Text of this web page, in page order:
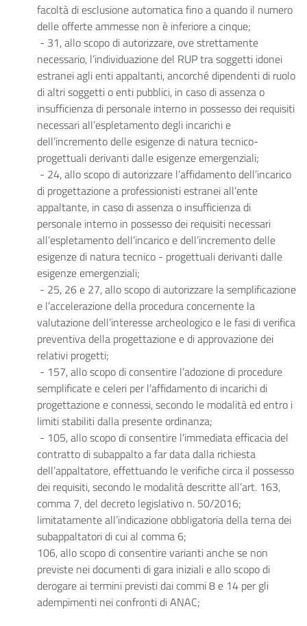
facoltà di esclusione automatica fino a quando il numero
delle offerte ammesse non è inferiore a cinque;
- 31, allo scopo di autorizzare, ove strettamente
necessario, l’individuazione del RUP tra soggetti idonei
estranei agli enti appaltanti, ancorché dipendenti di ruolo
di altri soggetti o enti pubblici, in caso di assenza o
insufficienza di personale interno in possesso dei requisiti
necessari all’espletamento degli incarichi e
dell’incremento delle esigenze di natura tecnico-
progettuali derivanti dalle esigenze emergenziali;
- 24, allo scopo di autorizzare l’affidamento dell’incarico
di progettazione a professionisti estranei all’ente
appaltante, in caso di assenza o insufficienza di
personale interno in possesso dei requisiti necessari
all’espletamento dell’incarico e dell’incremento delle
esigenze di natura tecnico - progettuali derivanti dalle
esigenze emergenziali;
- 25, 26 e 27, allo scopo di autorizzare la semplificazione
e l’accelerazione della procedura concernente la
valutazione dell’interesse archeologico e le fasi di verifica
preventiva della progettazione e di approvazione dei
relativi progetti;
- 157, allo scopo di consentire l’adozione di procedure
semplificate e celeri per l’affidamento di incarichi di
progettazione e connessi, secondo le modalità ed entro i
limiti stabiliti dalla presente ordinanza;
- 105, allo scopo di consentire l’immediata efficacia del
contratto di subappalto a far data dalla richiesta
dell’appaltatore, effettuando le verifiche circa il possesso
dei requisiti, secondo le modalità descritte all’art. 163,
comma 7, del decreto legislativo n. 50/2016;
limitatamente all’indicazione obbligatoria della terna dei
subappaltatori di cui al comma 6;
106, allo scopo di consentire varianti anche se non
previste nei documenti di gara iniziali e allo scopo di
derogare ai termini previsti dai commi 8 e 14 per gli
adempimenti nei confronti di ANAC;